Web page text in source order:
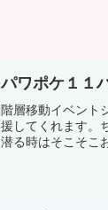
パワポケ１１
階層移動イベント
援してくれます。
潜る時はそこそこ